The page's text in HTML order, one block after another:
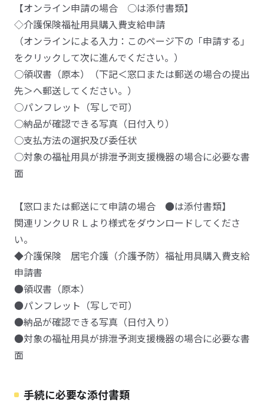
【オンライン申請の場合 ○は添付書類】
◇介護保険福祉用具購入費支給申請
（オンラインによる入力：このページ下の「申請する」
をクリックして次に進んでください。）
○領収書（原本）（下記＜窓口または郵送の場合の提出
先＞へ郵送してください。）
○パンフレット（写しで可）
○納品が確認できる写真（日付入り）
○支払方法の選択及び委任状
○対象の福祉用具が排泄予測支援機器の場合に必要な書
面
【窓口または郵送にて申請の場合 ●は添付書類】
関連リンクＵＲＬより様式をダウンロードしてくださ
い。
◆介護保険 居宅介護（介護予防）福祉用具購入費支給
申請書
●領収書（原本）
●パンフレット（写しで可）
●納品が確認できる写真（日付入り）
●対象の福祉用具が排泄予測支援機器の場合に必要な書
面
手続に必要な添付書類